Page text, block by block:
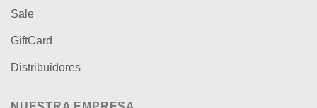
Sale
GiftCard
Distribuidores